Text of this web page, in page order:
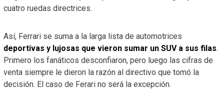
cuatro ruedas directrices.
Así, Ferrari se suma a la larga lista de automotrices
deportivas y lujosas que vieron sumar un SUV a sus filas.
Primero los fanáticos desconfiaron, pero luego las cifras de
venta siempre le dieron la razón al directivo que tomó la
decisión. El caso de Ferari no será la excepción.